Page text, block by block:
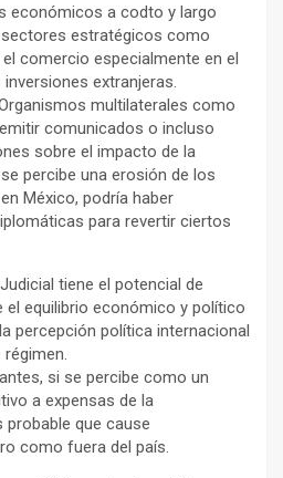
económicos a codto y largo
estratégicos como
comercio especialmente en el
extranjeras.
multilaterales como
comunicados o incluso
sobre el impacto de la
percibe una erosión de los
México, podría haber
para revertir ciertos
tiene el potencial de
el equilibrio económico y político
percepción política internacional
si se percibe como un
a expensas de la
probable que cause
como fuera del país.